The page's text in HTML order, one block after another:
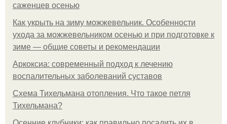
саженцев осенью
Как укрыть на зиму можжевельник. Особенности
ухода за можжевельником осенью и при подготовке к
зиме — общие советы и рекомендации
Аркоксиа: современный подход к лечению
воспалительных заболеваний суставов
Схема Тихельмана отопления. Что такое петля
Тихельмана?